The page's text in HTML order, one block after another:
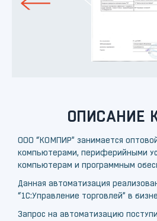
ОПИСАНИЕ
ООО “КОМПИР” занимается
компьютерами, периферийными
компьютерам и программным
Данная автоматизация
“1С:Управление торговлей” в
Запрос на автоматизацию